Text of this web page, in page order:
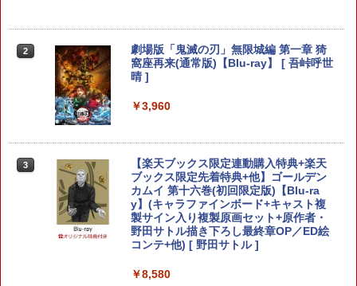
【中古】[Switch2] ぽこ あ ポケモン(20
260305)
tch 2】 BEEPAADLA [BEEPAADLA]
￥6,720
オブ ザ ワイルド Nintendo Switch 2 Ed
テーション5ソフト／アクション・ゲー
ム
警察パトレイバー the Case Files[グッ
ドスマイルカンパニー]《08月予約》
￥5,970
入特典付き)
2
劇場版「鬼滅の刃」無限城編 第一章 猗
窩座再来(通常版)【Blu-ray】 [ 吾峠呼世
晴 ]
￥3,960
3
【楽天ブックス限定連動購入特典+楽天
ブックス限定先着特典+他】ゴールデン
カムイ 第十六巻(初回限定版)【Blu-ra
y】(キャラファインボード+キャスト複
製サイン入り複製原画セット+原作者・
野田サトル描き下ろし最終章OP／ED絵
コンテ+他) [ 野田サトル ]
￥8,580